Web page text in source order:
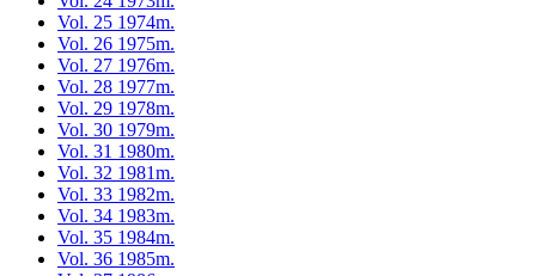
Vol. 25 1974m.
Vol. 26 1975m.
Vol. 27 1976m.
Vol. 28 1977m.
Vol. 29 1978m.
Vol. 30 1979m.
Vol. 31 1980m.
Vol. 32 1981m.
Vol. 33 1982m.
Vol. 34 1983m.
Vol. 35 1984m.
Vol. 36 1985m.